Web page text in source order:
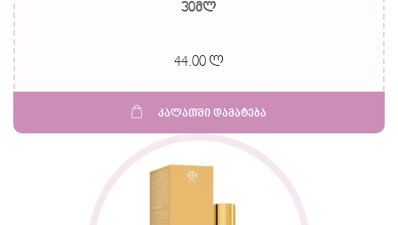
30მლ
44.00 ლ
კალათში დამატება